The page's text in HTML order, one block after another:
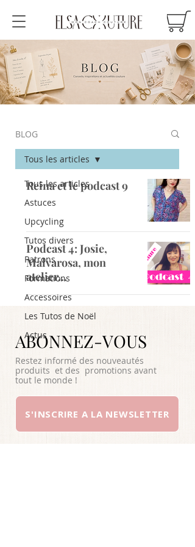
BLOG
Tous les articles
Astuces
Upcycling
Tutos divers
Patrons
Formations
Accessoires
Les Tutos de Noël
Actus
Tous les articles
Reina et le podcast 9
Podcast 4: Josie,
Malvarosa, mon
atelier…
ABONNEZ-VOUS
Restez informé des nouveautés
produits et des promotions avant
tout le monde !
S'INSCRIRE A LA NEWSLETTER